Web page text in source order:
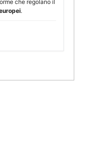
che regolano il
.